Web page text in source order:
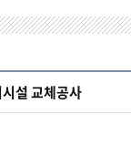
설 교체공사